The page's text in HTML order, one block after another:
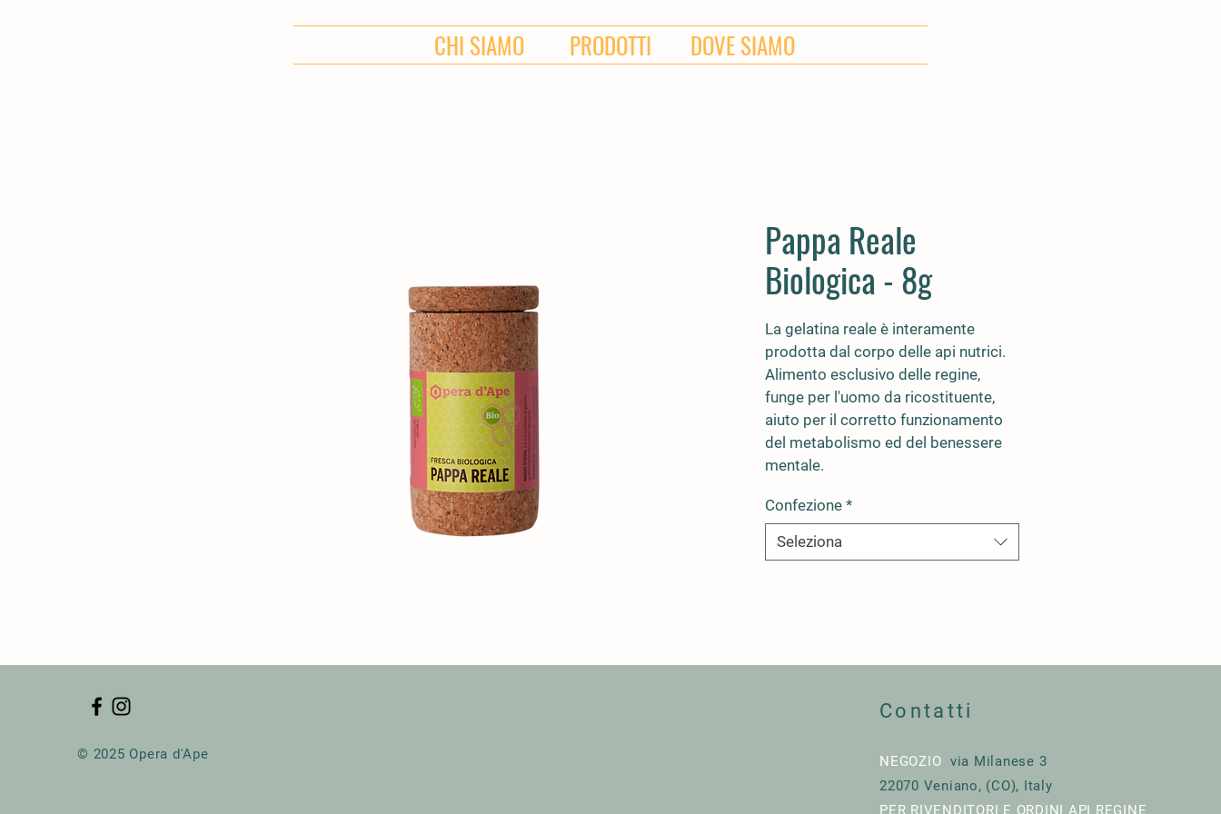
CHI SIAMO PRODOTTI DOVE SIAMO
Pappa Reale
Biologica - 8g
La gelatina reale è interamente
prodotta dal corpo delle api nutrici.
Alimento esclusivo delle regine,
funge per l'uomo da ricostituente,
aiuto per il corretto funzionamento
del metabolismo ed del benessere
mentale.
Confezione *
Seleziona
© 2025 Opera d'Ape
Contatti
NEGOZIO via Milanese 3
22070 Veniano, (CO), Italy
PER RIVENDITORI E ORDINI API REGINE